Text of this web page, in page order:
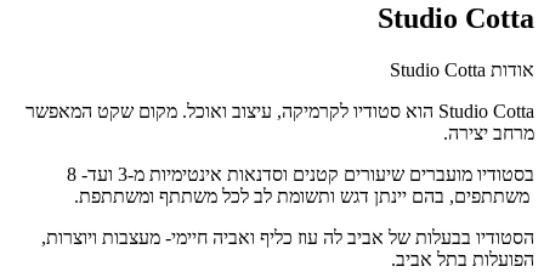
Studio Cotta
אודות Studio Cotta
Studio Cotta הוא סטודיו לקרמיקה, עיצוב ואוכל. מקום שקט המאפשר
מרחב יצירה.
בסטודיו מועברים שיעורים קטנים וסדנאות אינטימיות מ-3 ועד- 8
משתתפים, בהם יינתן דגש ותשומת לב לכל משתתף ומשתתפת.
הסטודיו בבעלות של אביב לה עוז כליף ואביה חיימי- מעצבות ויוצרות,
הפועלות בתל אביב.